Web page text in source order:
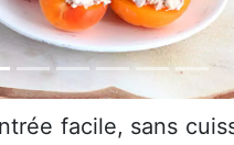
facile, sans